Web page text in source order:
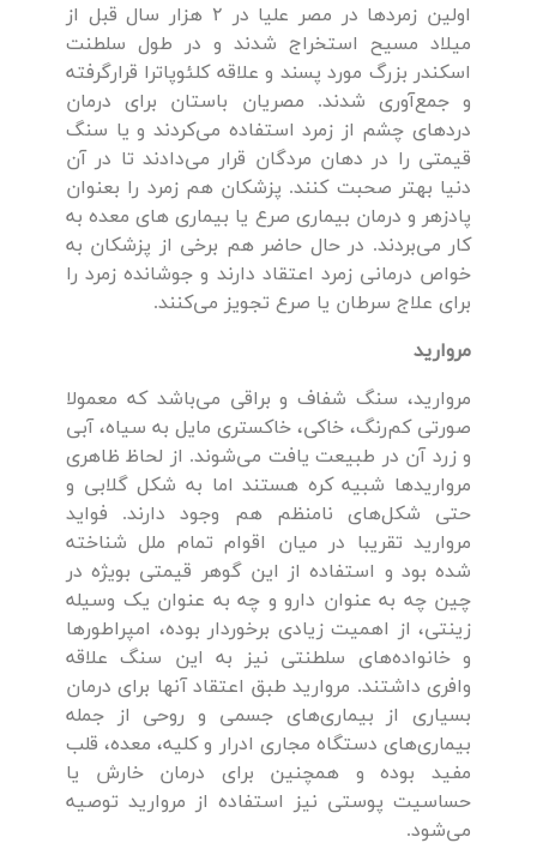
اولین زمردها در مصر علیا در ۲ هزار سال قبل از
میلاد مسیح استخراج شدند و در طول سلطنت
اسکندر بزرگ مورد پسند و علاقه كلئوپاترا قرار‌گرفته
و جمع‌آوری شدند. مصریان باستان برای درمان
دردهای چشم از زمرد استفاده می‌کردند و یا سنگ
قیمتی را در دهان مردگان قرار می‌دادند تا در آن
دنیا بهتر صحبت کنند. پزشکان هم زمرد را بعنوان
پادزهر و درمان بیماری صرع یا بیماری های معده به
کار می‌بردند. در حال حاضر هم برخی از پزشکان به
خواص درمانی زمرد اعتقاد دارند و جوشانده زمرد را
برای علاج سرطان یا صرع تجویز می‌کنند.
مروارید
مروارید، سنگ شفاف و براقی می‌باشد که معمولا
صورتی کم‌رنگ، خاکی، خاکستری مایل به سیاه، آبی
و زرد آن در طبیعت یافت می‌شوند. از لحاظ ظاهری
مروارید‌ها شبیه کره هستند اما به شکل گلابی و
حتی شکل‌های نامنظم هم وجود دارند. فواید
مروارید تقریبا در میان اقوام تمام ملل شناخته
شده بود و استفاده از این گوهر قیمتی بویژه در
چین چه به عنوان دارو و چه به عنوان یک وسیله
زینتی، از اهمیت زیادی برخوردار بوده، امپراطور‌ها
و خانواده‌های سلطنتی نیز به این سنگ علاقه
وافری داشتند. مروارید طبق اعتقاد آنها برای درمان
بسیاری از بیماری‌های جسمی و روحی از جمله
بیماری‌های دستگاه مجاری ادرار و کلیه، معده، قلب
مفید بوده و همچنین برای درمان خارش یا
حساسیت پوستی نیز استفاده از مروارید توصیه
می‌شود.